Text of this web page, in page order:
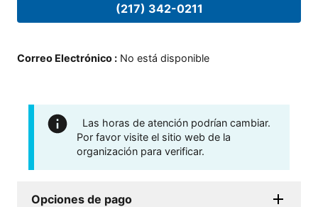
(217) 342-0211
Correo Electrónico : No está disponible
Las horas de atención podrían cambiar.
Por favor visite el sitio web de la
organización para verificar.
Opciones de pago